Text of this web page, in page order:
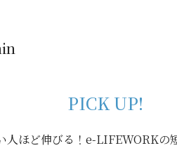
PICK UP!
人ほど伸びる！e-LIFEWORKの